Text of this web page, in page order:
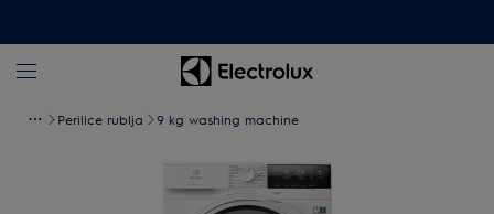
Perilice rublja 9 kg washing machine